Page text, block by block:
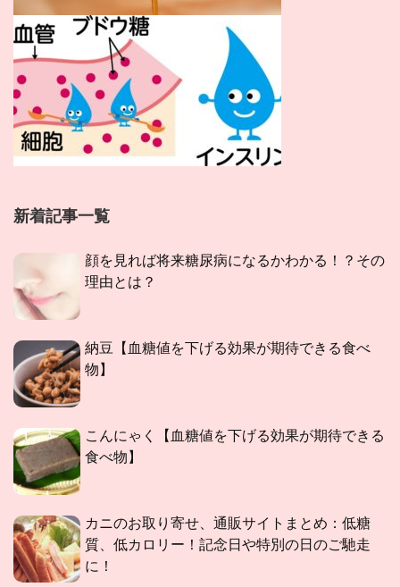
新着記事一覧
顔を見れば将来糖尿病になるかわかる！？その
理由とは？
納豆【血糖値を下げる効果が期待できる食べ
物】
こんにゃく【血糖値を下げる効果が期待できる
食べ物】
カニのお取り寄せ、通販サイトまとめ：低糖
質、低カロリー！記念日や特別の日のご馳走
に！